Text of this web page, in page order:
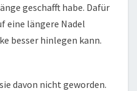
geschafft habe. Dafür
eine längere Nadel
besser hinlegen kann.
davon nicht geworden.